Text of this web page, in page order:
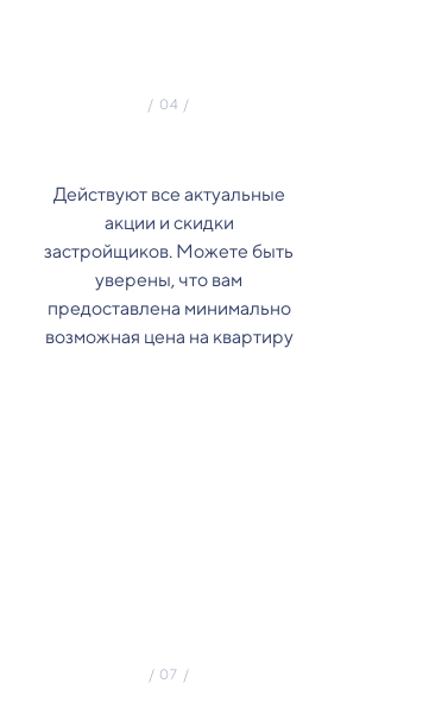
Действуют все актуальные
акции и скидки
застройщиков. Можете быть
уверены, что вам
предоставлена минимально
возможная цена на квартиру